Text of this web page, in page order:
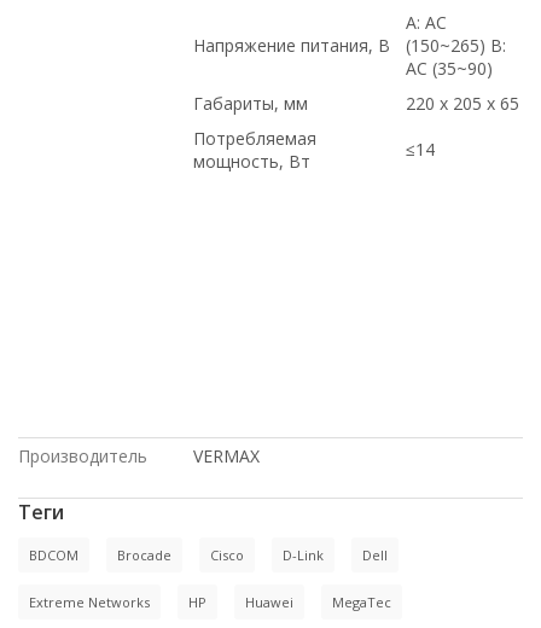
Напряжение питания, В
A: AC
(150~265) B:
AC (35~90)
Габариты, мм
220 x 205 х 65
Потребляемая
мощность, Вт
≤14
Производитель
VERMAX
Теги
BDCOM Brocade Cisco D-Link Dell
Extreme Networks HP Huawei MegaTec